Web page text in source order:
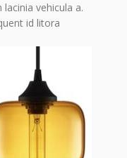
vehicula a.
id litora